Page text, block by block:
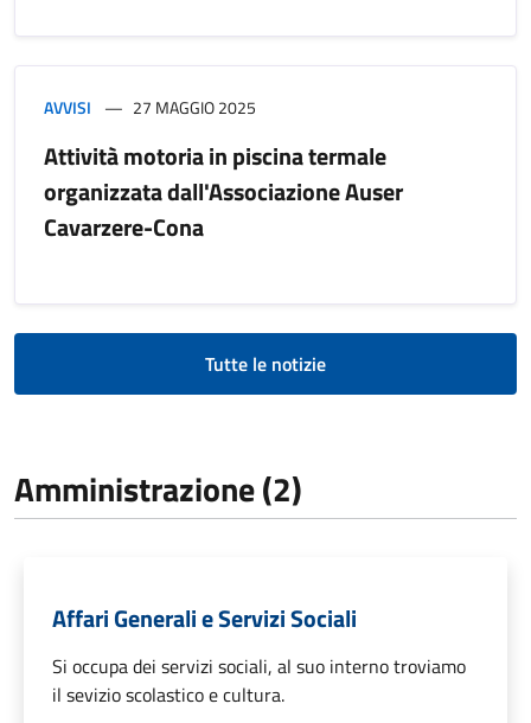
AVVISI 27 MAGGIO 2025
Attività motoria in piscina termale
organizzata dall'Associazione Auser
Cavarzere-Cona
Tutte le notizie
Amministrazione (2)
Affari Generali e Servizi Sociali
Si occupa dei servizi sociali, al suo interno troviamo
il sevizio scolastico e cultura.